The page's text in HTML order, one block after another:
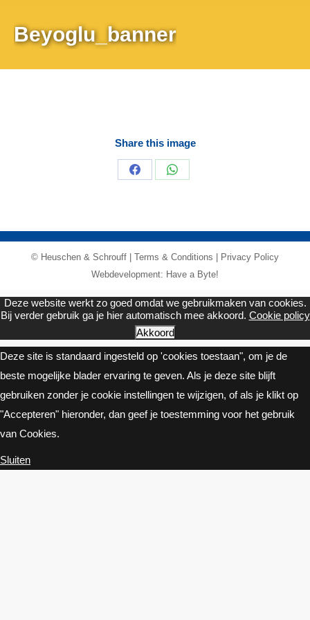
Beyoglu_banner
Share this image
Share
Share
© Heuschen & Schrouff | Terms & Conditions
Privacy Policy
Webdevelopment: Have a Byte!
Deze website werkt zo goed omdat we gebruikmaken van cookies.
Bij verder gebruik ga je hier automatisch mee akkoord. Cookie policy
Akkoord
Deze site is standaard ingesteld op 'cookies toestaan", om je de
beste mogelijke blader ervaring te geven. Als je deze site blijft
gebruiken zonder je cookie instellingen te wijzigen, of als je klikt op
"Accepteren" hieronder, dan geef je toestemming voor het gebruik
van Cookies.
Sluiten